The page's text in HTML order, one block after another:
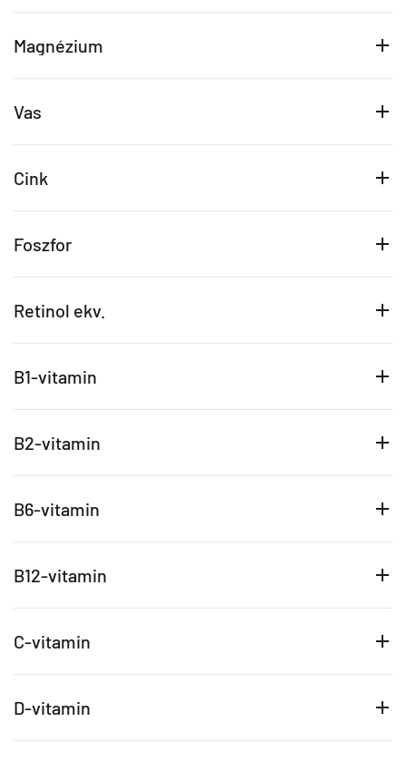
Magnézium
Vas
Cink
Foszfor
Retinol ekv.
B1-vitamin
B2-vitamin
B6-vitamin
B12-vitamin
C-vitamin
D-vitamin